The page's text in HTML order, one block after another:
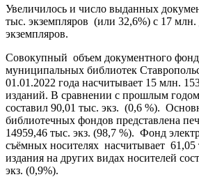
Увеличилось и число выданных
тыс. экземпляров (или 32,6%) с 17
экземпляров.
Совокупный объем документного
муниципальных библиотек
01.01.2022 года насчитывает 15 млн.
изданий. В сравнении с прошлым
составил 90,01 тыс. экз. (0,6 %).
библиотечных фондов представлена
14959,46 тыс. экз. (98,7 %). Фонд
съёмных носителях насчитывает 61,05
издания на других видах носителей
экз. (0,9%).